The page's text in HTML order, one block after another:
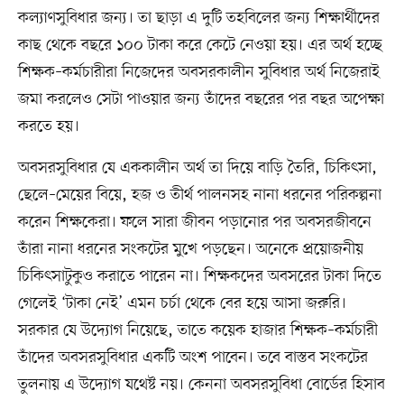
কল্যাণসুবিধার জন্য। তা ছাড়া এ দুটি তহবিলের জন্য শিক্ষার্থীদের
কাছ থেকে বছরে ১০০ টাকা করে কেটে নেওয়া হয়। এর অর্থ হচ্ছে
শিক্ষক–কর্মচারীরা নিজেদের অবসরকালীন সুবিধার অর্থ নিজেরাই
জমা করলেও সেটা পাওয়ার জন্য তাঁদের বছরের পর বছর অপেক্ষা
করতে হয়।
অবসরসুবিধার যে এককালীন অর্থ তা দিয়ে বাড়ি তৈরি, চিকিৎসা,
ছেলে–মেয়ের বিয়ে, হজ ও তীর্থ পালনসহ নানা ধরনের পরিকল্পনা
করেন শিক্ষকেরা। ফলে সারা জীবন পড়ানোর পর অবসরজীবনে
তাঁরা নানা ধরনের সংকটের মুখে পড়ছেন। অনেকে প্রয়োজনীয়
চিকিৎসাটুকুও করাতে পারেন না। শিক্ষকদের অবসরের টাকা দিতে
গেলেই ‘টাকা নেই’ এমন চর্চা থেকে বের হয়ে আসা জরুরি।
সরকার যে উদ্যোগ নিয়েছে, তাতে কয়েক হাজার শিক্ষক–কর্মচারী
তাঁদের অবসরসুবিধার একটি অংশ পাবেন। তবে বাস্তব সংকটের
তুলনায় এ উদ্যোগ যথেষ্ট নয়। কেননা অবসরসুবিধা বোর্ডের হিসাব